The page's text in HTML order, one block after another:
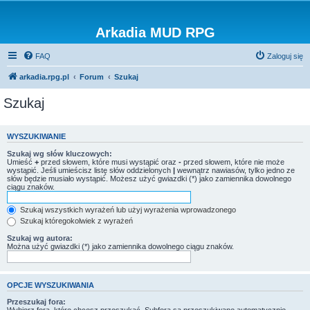
Arkadia MUD RPG
FAQ Zaloguj się
arkadia.rpg.pl Forum Szukaj
Szukaj
WYSZUKIWANIE
Szukaj wg słów kluczowych:
Umieść + przed słowem, które musi wystąpić oraz - przed słowem, które nie może
wystąpić. Jeśli umieścisz listę słów oddzielonych | wewnątrz nawiasów, tylko jedno ze
słów będzie musiało wystąpić. Możesz użyć gwiazdki (*) jako zamiennika dowolnego
ciągu znaków.
Szukaj wszystkich wyrażeń lub użyj wyrażenia wprowadzonego
Szukaj któregokolwiek z wyrażeń
Szukaj wg autora:
Można użyć gwiazdki (*) jako zamiennika dowolnego ciągu znaków.
OPCJE WYSZUKIWANIA
Przeszukaj fora: